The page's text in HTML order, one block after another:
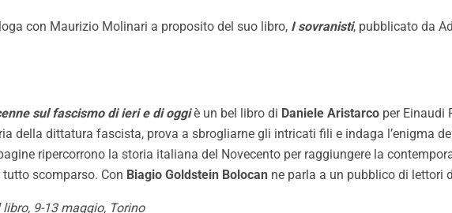
con Maurizio Molinari a proposito del suo libro, I sovranisti, pubblicato da
sul fascismo di ieri e di oggiè un bel libro di Daniele Aristarco per Einaudi
della dittatura fascista, prova a sbrogliarne gli intricati fili e indaga l’enigma
ripercorrono la storia italiana del Novecento per raggiungere la
scomparso. Con Biagio Goldstein Bolocan ne parla a un pubblico di lettori
9-13 maggio, Torino